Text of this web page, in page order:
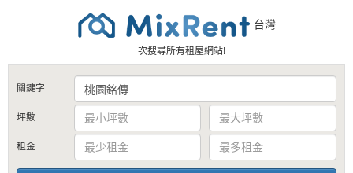
台灣
一次搜尋所有租屋網站!
關鍵字
坪數
租金